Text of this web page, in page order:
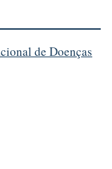
de Doenças